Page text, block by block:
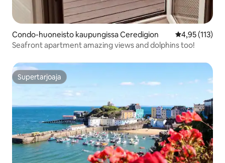
Condo-huoneisto kaupungissa Ceredigion
4,95 (113)
Seafront apartment amazing views and dolphins too!
Supertarjoaja
Supertarjoaja